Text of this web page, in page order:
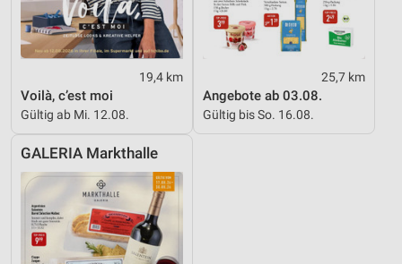
19,4 km
Voilà, c’est moi
Gültig ab Mi. 12.08.
25,7 km
Angebote ab 03.08.
Gültig bis So. 16.08.
GALERIA Markthalle